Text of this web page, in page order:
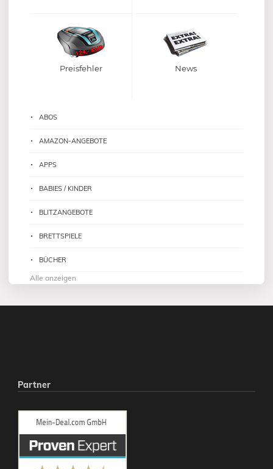
Preisfehler News
ABOS
AMAZON-ANGEBOTE
APPS
BABIES / KINDER
BLITZANGEBOTE
BRETTSPIELE
BÜCHER
Alle anzeigen
Partner